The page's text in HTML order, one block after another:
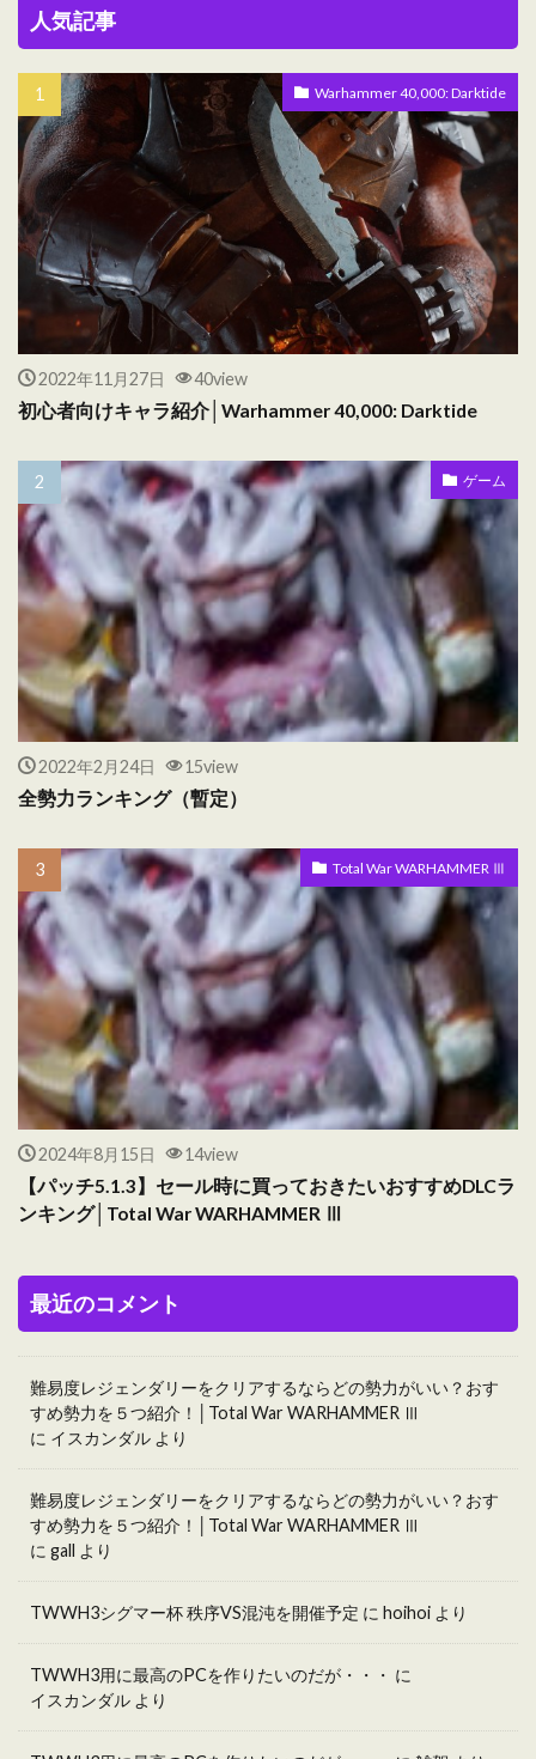
人気記事
Warhammer 40,000: Darktide
2022年11月27日 40view
初心者向けキャラ紹介│Warhammer 40,000: Darktide
ゲーム
2022年2月24日 15view
全勢力ランキング（暫定）
Total War WARHAMMER Ⅲ
2024年8月15日 14view
【パッチ5.1.3】セール時に買っておきたいおすすめDLCラ
ンキング│Total War WARHAMMER Ⅲ
最近のコメント
難易度レジェンダリーをクリアするならどの勢力がいい？おす
すめ勢力を５つ紹介！│Total War WARHAMMER Ⅲ
に イスカンダル より
難易度レジェンダリーをクリアするならどの勢力がいい？おす
すめ勢力を５つ紹介！│Total War WARHAMMER Ⅲ
に gall より
TWWH3シグマー杯 秩序VS混沌を開催予定 に hoihoi より
TWWH3用に最高のPCを作りたいのだが・・・ に
イスカンダル より